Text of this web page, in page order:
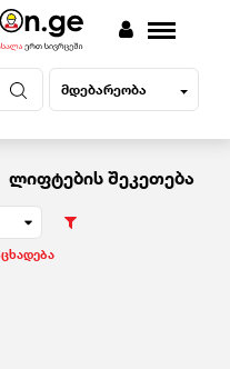
მდებარეობა
ლიფტების შეკეთება